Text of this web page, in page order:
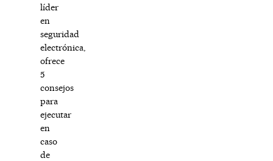
líder
en
seguridad
electrónica,
ofrece
5
consejos
para
ejecutar
en
caso
de